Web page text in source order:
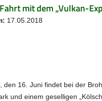
mit dem „Vulkan-
17.05.2018
den 16. Juni findet bei der
und einem geselligen